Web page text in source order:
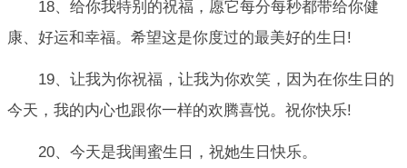
18、给你我特别的祝福，愿它每分每秒都带给你健
康、好运和幸福。希望这是你度过的最美好的生日!
19、让我为你祝福，让我为你欢笑，因为在你生日的
今天，我的内心也跟你一样的欢腾喜悦。祝你快乐!
20、今天是我闺蜜生日，祝她生日快乐。